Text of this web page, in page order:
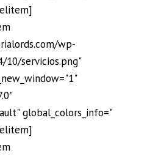
wp-
10/servicios.png"
global_colors_info="